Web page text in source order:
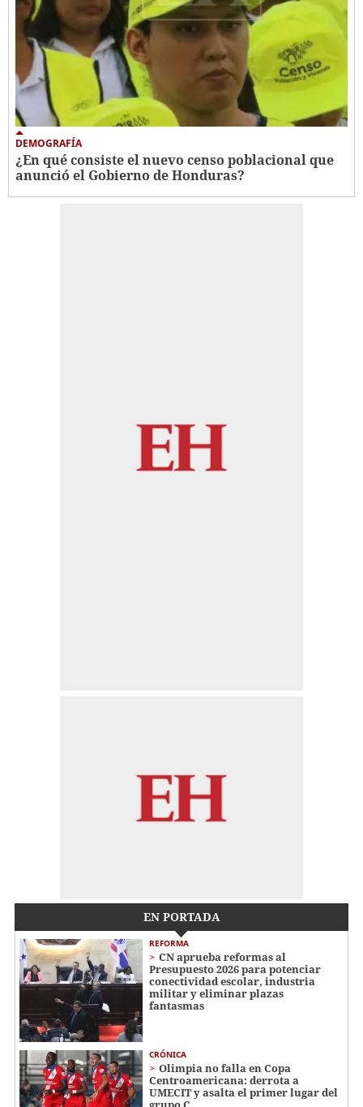
DEMOGRAFÍA
¿En qué consiste el nuevo censo poblacional que
anunció el Gobierno de Honduras?
EN PORTADA
REFORMA
CN aprueba reformas al
Presupuesto 2026 para potenciar
conectividad escolar, industria
militar y eliminar plazas
fantasmas
CRÓNICA
Olimpia no falla en Copa
Centroamericana: derrota a
UMECIT y asalta el primer lugar del